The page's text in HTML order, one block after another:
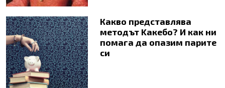
Какво представлява
методът Kaкебо? И как ни
помага да опазим парите
си